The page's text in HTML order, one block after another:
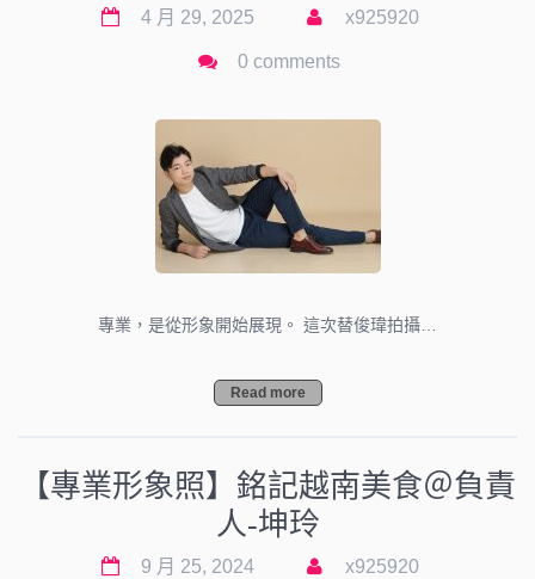
4 月 29, 2025 x925920
0 comments
專業，是從形象開始展現。 這次替俊瑋拍攝…
Read more
【專業形象照】銘記越南美食＠負責
人-坤玲
9 月 25, 2024 x925920